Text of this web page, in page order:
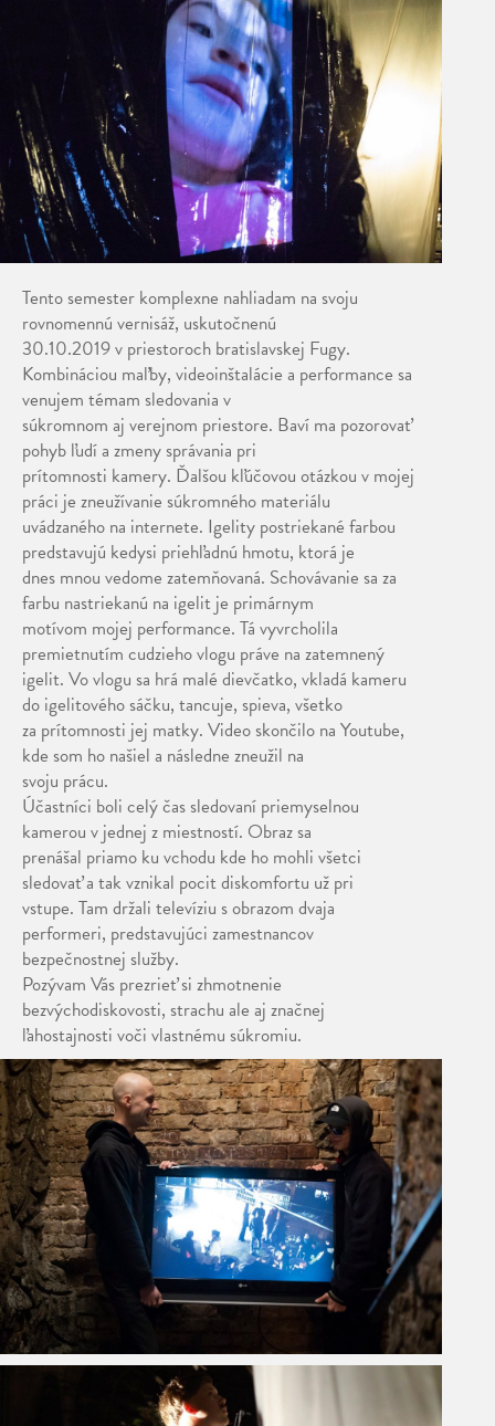
Tento semester komplexne nahliadam na svoju
rovnomennú vernisáž, uskutočnenú
30.10.2019 v priestoroch bratislavskej Fugy.
Kombináciou maľby, videoinštalácie a performance sa
venujem témam sledovania v
súkromnom aj verejnom priestore. Baví ma pozorovať
pohyb ľudí a zmeny správania pri
prítomnosti kamery. Ďalšou kľúčovou otázkou v mojej
práci je zneužívanie súkromného materiálu
uvádzaného na internete. Igelity postriekané farbou
predstavujú kedysi priehľadnú hmotu, ktorá je
dnes mnou vedome zatemňovaná. Schovávanie sa za
farbu nastriekanú na igelit je primárnym
motívom mojej performance. Tá vyvrcholila
premietnutím cudzieho vlogu práve na zatemnený
igelit. Vo vlogu sa hrá malé dievčatko, vkladá kameru
do igelitového sáčku, tancuje, spieva, všetko
za prítomnosti jej matky. Video skončilo na Youtube,
kde som ho našiel a následne zneužil na
svoju prácu.
Účastníci boli celý čas sledovaní priemyselnou
kamerou v jednej z miestností. Obraz sa
prenášal priamo ku vchodu kde ho mohli všetci
sledovať a tak vznikal pocit diskomfortu už pri
vstupe. Tam držali televíziu s obrazom dvaja
performeri, predstavujúci zamestnancov
bezpečnostnej služby.
Pozývam Vás prezrieť si zhmotnenie
bezvýchodiskovosti, strachu ale aj značnej
ľahostajnosti voči vlastnému súkromiu.